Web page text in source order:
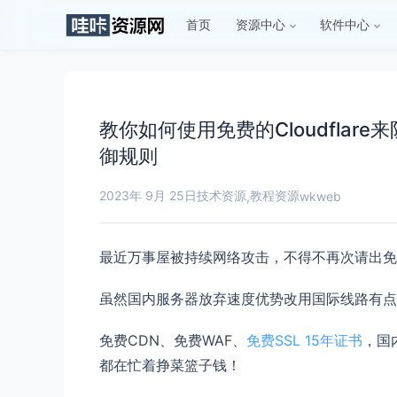
首页 资源中心 软件中心
教你如何使用免费的Cloudflare
御规则
2023年 9月 25日技术资源,教程资源wkweb
最近万事屋被持续网络攻击，不得不再次请出
虽然国内服务器放弃速度优势改用国际线路有
免费CDN、免费WAF、 免费SSL 15年证书 ，
都在忙着挣菜篮子钱！